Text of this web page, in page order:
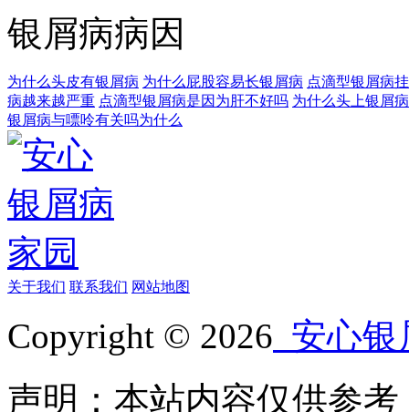
银屑病病因
为什么头皮有银屑病 为什么屁股容易长银屑病 点滴型银屑病
病越来越严重 点滴型银屑病是因为肝不好吗 为什么头上银屑
银屑病与嘌呤有关吗为什么
关于我们 联系我们 网站地图
Copyright © 2026 安心银
声明：本站内容仅供参